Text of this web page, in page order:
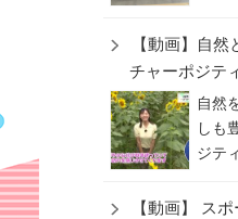
【動画】自
チャーポジテ
自然
しも
ジテ
【動画】 ス